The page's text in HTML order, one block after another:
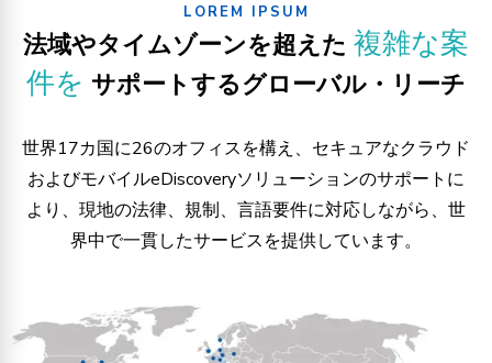
LOREM IPSUM
法域やタイムゾーンを超えた 複雑な案
件を サポートするグローバル・リーチ
世界17カ国に26のオフィスを構え、セキュアなクラウド
およびモバイルeDiscoveryソリューションのサポートに
より、現地の法律、規制、言語要件に対応しながら、世
界中で一貫したサービスを提供しています。